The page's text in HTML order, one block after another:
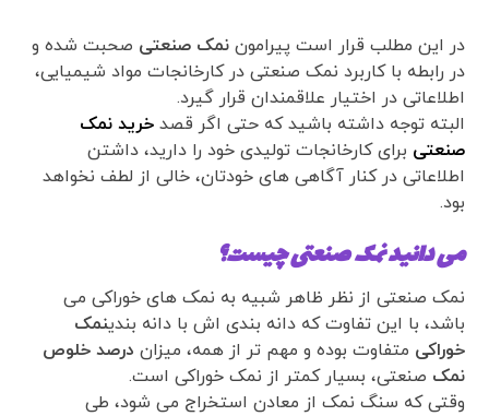
در این مطلب قرار است پیراموننمک صنعتی صحبت شده و
در رابطه با کاربرد نمک صنعتی در کارخانجات مواد شیمیایی،
اطلاعاتی در اختیار علاقمندان قرار گیرد.
البته توجه داشته باشید که حتی اگر قصدخرید نمک
صنعتی برای کارخانجات تولیدی خود را دارید، داشتن
اطلاعاتی در کنار آگاهی های خودتان، خالی از لطف نخواهد
بود.
می دانید نمک صنعتی چیست؟
نمک صنعتی از نظر ظاهر شبیه به نمک های خوراکی می
باشد، با این تفاوت که دانه بندی اش با دانه بندینمک
خوراکی متفاوت بوده و مهم تر از همه، میزان درصد خلوص
نمک صنعتی، بسیار کمتر از نمک خوراکی است.
وقتی که سنگ نمک از معادن استخراج می شود، طی